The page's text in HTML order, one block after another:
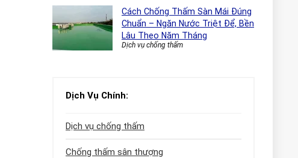
Cách Chống Thấm Sàn Mái Đúng
Chuẩn – Ngăn Nước Triệt Để, Bền
Lâu Theo Năm Tháng
Dịch vụ chống thấm
Dịch Vụ Chính:
Dịch vụ chống thấm
Chống thấm sân thượng